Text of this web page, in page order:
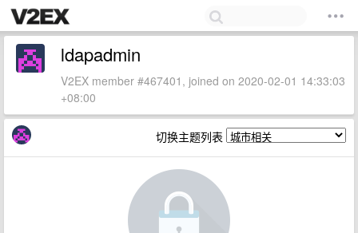
ldapadmin
V2EX member #467401, joined on 2020-02-01 14:33:03
+08:00
切换主题列表